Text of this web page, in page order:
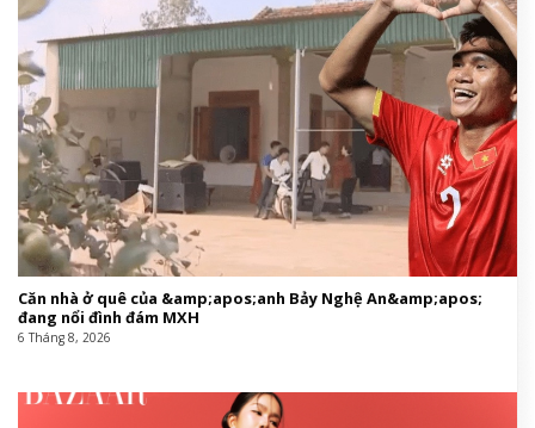
Căn nhà ở quê của &amp;apos;anh Bảy Nghệ An&amp;apos;
đang nổi đình đám MXH
6 Tháng 8, 2026